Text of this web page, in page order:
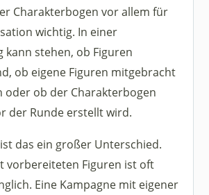
Charakterbogen vor allem für
wichtig. In einer
kann stehen, ob Figuren
ob eigene Figuren mitgebracht
oder ob der Charakterbogen
der Runde erstellt wird.
das ein großer Unterschied.
vorbereiteten Figuren ist oft
Eine Kampagne mit eigener